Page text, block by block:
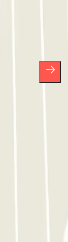
en
voor het
Zonder
u maar wilt in